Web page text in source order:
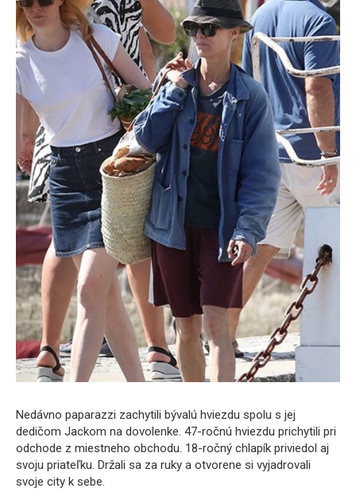
Nedávno paparazzi zachytili bývalú hviezdu spolu s jej
dedičom Jackom na dovolenke. 47-ročnú hviezdu prichytili pri
odchode z miestneho obchodu. 18-ročný chlapík priviedol aj
svoju priateľku. Držali sa za ruky a otvorene si vyjadrovali
svoje city k sebe.